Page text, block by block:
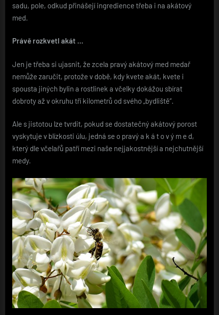
sadu, pole, odkud přinášejí ingredience třeba i na akátový
med.
Právě rozkvetl akát …
Jen je třeba si ujasnit, že zcela pravý akátový med medař
nemůže zaručit, protože v době, kdy kvete akát, kvete i
spousta jiných bylin a rostlinek a včelky dokážou sbírat
dobroty až v okruhu tří kilometrů od svého „bydliště“.
Ale s jistotou lze tvrdit, pokud se dostatečný akátový porost
vyskytuje v blízkosti úlu, jedná se o pravý a k á t o v ý m e d,
který dle včelařů patří mezi naše nejjakostnější a nejchutnější
medy.